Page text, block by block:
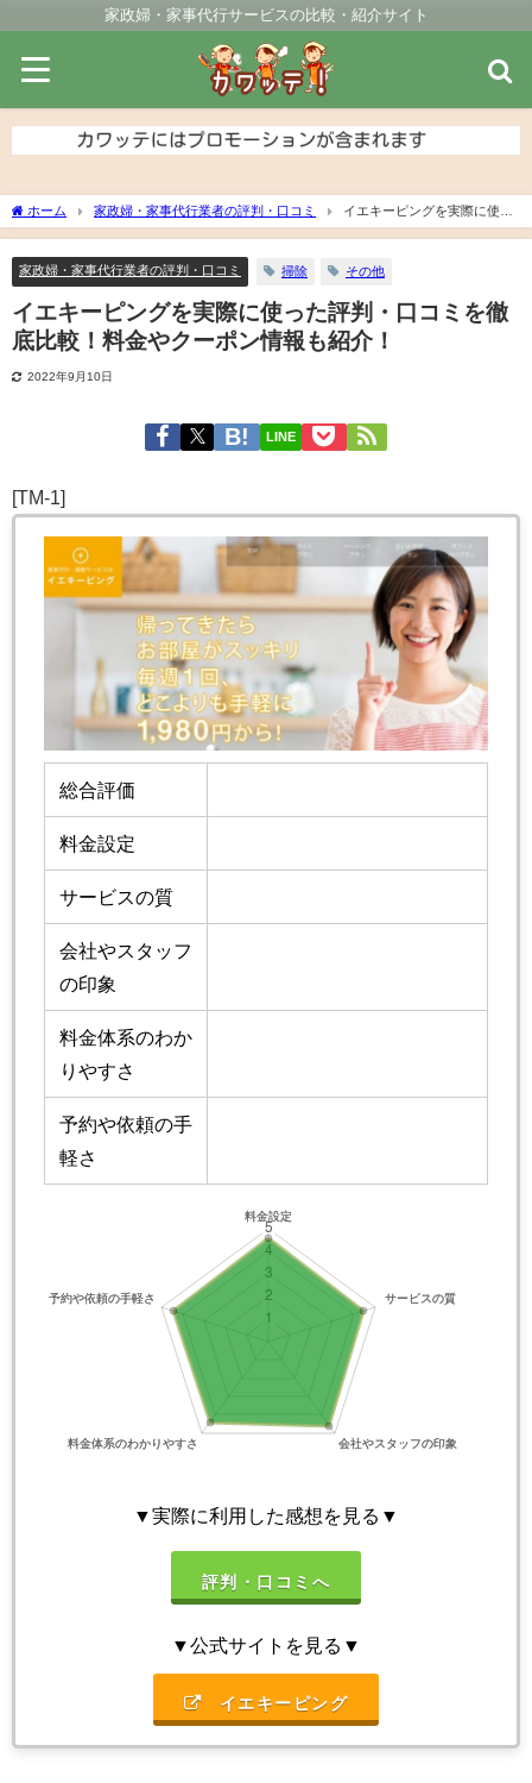
家政婦・家事代行サービスの比較・紹介サイト
ホーム 家政婦・家事代行業者の評判・口コミ
イエキーピングを実際に使っ
た評判・口コミを徹底比較！料金やクーポン情報も紹介！
家政婦・家事代行業者の評判・口コミ 掃除 その他
イエキーピングを実際に使った評判・口コミを徹
底比較！料金やクーポン情報も紹介！
2022年9月10日
LINE
[TM-1]
総合評価
料金設定
サービスの質
会社やスタッフ
の印象
料金体系のわか
りやすさ
予約や依頼の手
軽さ
▼実際に利用した感想を見る▼
評判・口コミへ
▼公式サイトを見る▼
イエキーピング